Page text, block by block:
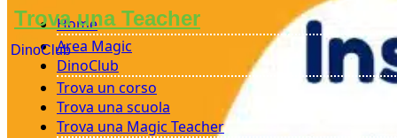
Home
Area Magic
DinoClub
Trova un corso
Trova una scuola
Trova una Magic Teacher
Trova una Teacher
DinoClub